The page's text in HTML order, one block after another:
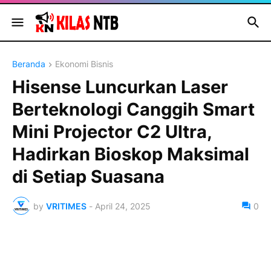
Beranda Ekonomi Bisnis
Hisense Luncurkan Laser
Berteknologi Canggih Smart
Mini Projector C2 Ultra,
Hadirkan Bioskop Maksimal
di Setiap Suasana
by VRITIMES - April 24, 2025 0